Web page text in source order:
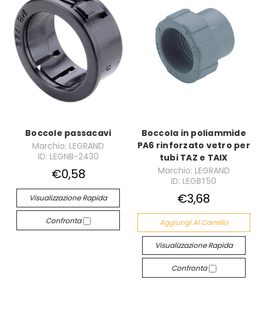
Boccole passacavi
Marchio: LEGRAND
ID: LEGNB-2430
€0,58
Visualizzazione Rapida
Confronta
Boccola in poliammide
PA6 rinforzato vetro per
tubi TAZ e TAIX
Marchio: LEGRAND
ID: LEGBT50
€3,68
Aggiungi Al Carrello
Visualizzazione Rapida
Confronta